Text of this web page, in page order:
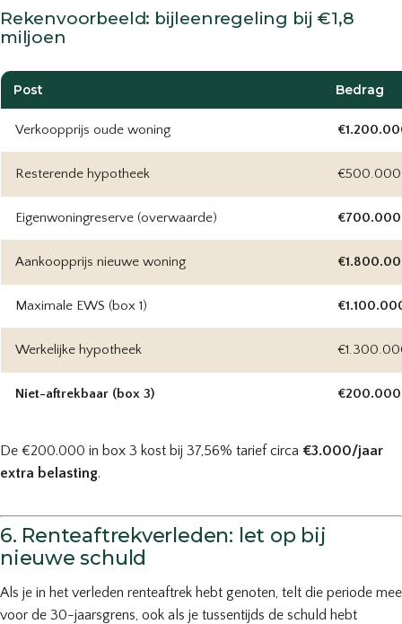
Rekenvoorbeeld: bijleenregeling bij €1,8
miljoen
Post Bedrag
Verkoopprijs oude woning
Resterende hypotheek €500.000
Eigenwoningreserve (overwaarde) €700.000
Aankoopprijs nieuwe woning
Maximale EWS (box 1)
Werkelijke hypotheek
Niet-aftrekbaar (box 3) €200.000
De €200.000 in box 3 kost bij 37,56% tarief circa €3.000/jaar
extra belasting.
6. Renteaftrekverleden: let op bij
nieuwe schuld
Als je in het verleden renteaftrek hebt genoten, telt die periode mee
voor de 30-jaarsgrens, ook als je tussentijds de schuld hebt